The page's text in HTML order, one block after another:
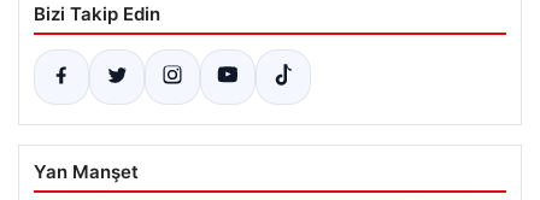
Bizi Takip Edin
Yan Manşet